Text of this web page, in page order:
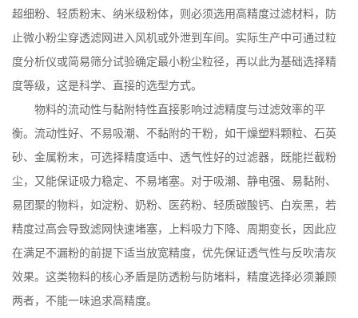
超细粉、轻质粉末、纳米级粉体，则必须选用高精度过滤材料，防
止微小粉尘穿透滤网进入风机或外泄到车间。实际生产中可通过粒
度分析仪或简易筛分试验确定最小粉尘粒径，再以此为基础选择精
度等级，这是科学、直接的选型方式。
物料的流动性与黏附特性直接影响过滤精度与过滤效率的平
衡。流动性好、不易吸潮、不黏附的干粉，如干燥塑料颗粒、石英
砂、金属粉末，可选择精度适中、透气性好的过滤器，既能拦截粉
尘，又能保证吸力稳定、不易堵塞。对于吸潮、静电强、易黏附、
易团聚的物料，如淀粉、奶粉、医药粉、轻质碳酸钙、白炭黑，若
精度过高会导致滤网快速堵塞，上料吸力下降、周期变长，因此应
在满足不漏粉的前提下适当放宽精度，优先保证透气性与反吹清灰
效果。这类物料的核心矛盾是防透粉与防堵料，精度选择必须兼顾
两者，不能一味追求高精度。